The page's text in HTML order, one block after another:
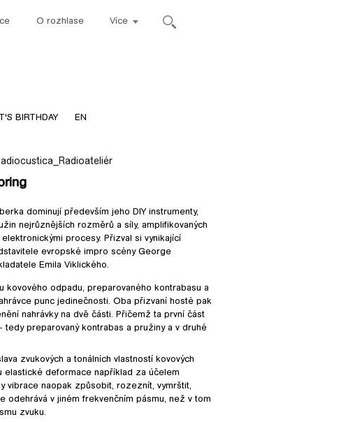
O rozhlase Více
BIRTHDAY EN
dominují především jeho DIY instrumenty,
nejrůznějších rozměrů a síly, amplifikovaných
procesy. Přizval si vynikající
evropské impro scény George
Emila Viklického.
kovového odpadu, preparovaného kontrabasu a
punc jedinečnosti. Oba přizvaní hosté pak
nahrávky na dvě části. Přičemž ta první část
preparovaný kontrabas a pružiny a v druhé
zvukových a tonálních vlastností kovových
elastické deformace například za účelem
vibrace naopak způsobit, rozeznít, vymrštit,
odehrává v jiném frekvenčním pásmu, než v tom
zvuku.